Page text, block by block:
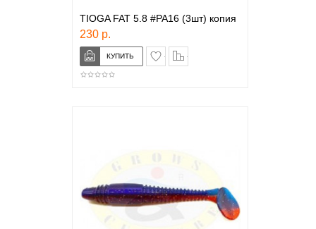
TIOGA FAT 5.8 #РА16 (3шт) копия
230 р.
в закладки